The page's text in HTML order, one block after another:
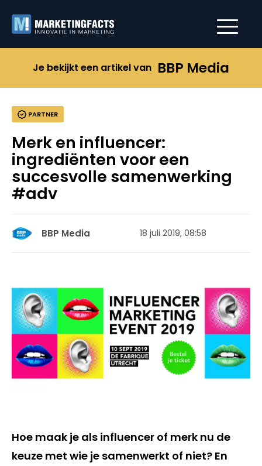
Je bekijkt een artikel van BBP Media
PARTNER
Merk en influencer:
ingrediënten voor een
succesvolle samenwerking
#adv
BBP Media 18 juli 2019, 08:58
Hoe maak je als influencer of merk nu de
keuze met wie je samenwerkt of niet? En